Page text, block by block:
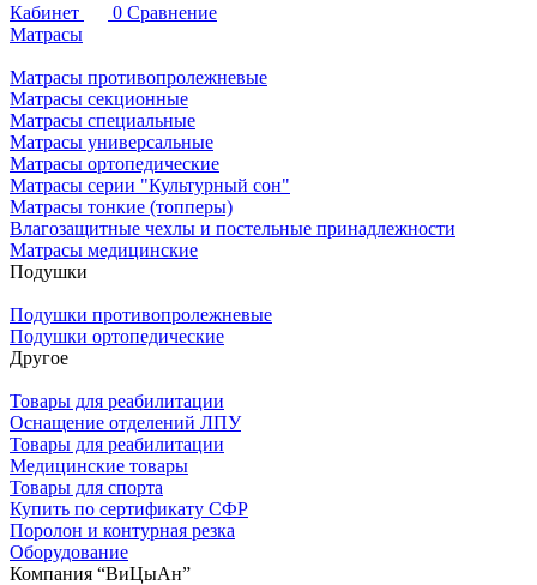
Кабинет
0 Сравнение
Матрасы
Матрасы противопролежневые
Матрасы секционные
Матрасы специальные
Матрасы универсальные
Матрасы ортопедические
Матрасы серии "Культурный сон"
Матрасы тонкие (топперы)
Влагозащитные чехлы и постельные принадлежности
Матрасы медицинские
Подушки
Подушки противопролежневые
Подушки ортопедические
Другое
Товары для реабилитации
Оснащение отделений ЛПУ
Товары для реабилитации
Медицинские товары
Товары для спорта
Купить по сертификату СФР
Поролон и контурная резка
Оборудование
Компания “ВиЦыАн”